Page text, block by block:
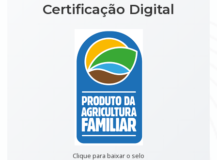
Certificação Digital
Clique para baixar o selo